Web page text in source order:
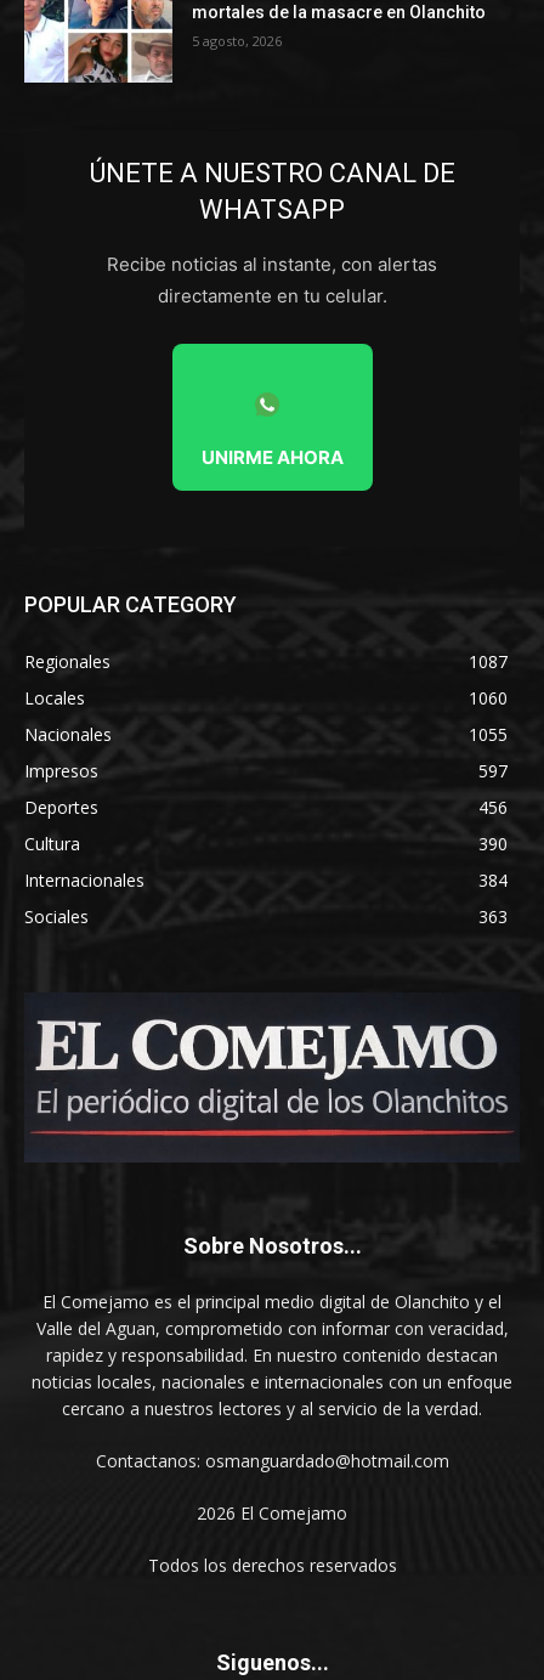
mortales de la masacre en Olanchito
5 agosto, 2026
ÚNETE A NUESTRO CANAL DE
WHATSAPP
Recibe noticias al instante, con alertas
directamente en tu celular.
UNIRME AHORA
POPULAR CATEGORY
Regionales
1087
Locales
1060
Nacionales
1055
Impresos
597
Deportes
456
Cultura
390
Internacionales
384
Sociales
363
Sobre Nosotros...
El Comejamo es el principal medio digital de Olanchito y el
Valle del Aguan, comprometido con informar con veracidad,
rapidez y responsabilidad. En nuestro contenido destacan
noticias locales, nacionales e internacionales con un enfoque
cercano a nuestros lectores y al servicio de la verdad.
Contactanos: osmanguardado@hotmail.com
2026 El Comejamo
Todos los derechos reservados
Siguenos...